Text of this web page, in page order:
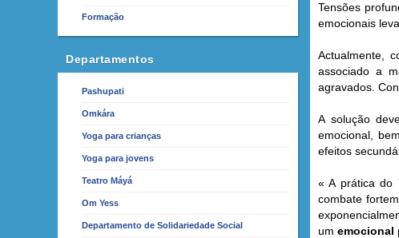
Formação
Departamentos
Pashupati
Omkára
Yoga para crianças
Yoga para jovens
Teatro Máyá
Om Yess
Departamento de Solidariedade Social
Tensões
emocionais
Actualmente,
associado a
agravados.
A solução
emocional,
efeitos
« A prática do
combate
um emocional